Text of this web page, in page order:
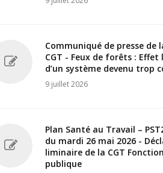
Communiqué de presse de
CGT - Feux de forêts : Effet
d’un système devenu trop
9 juillet 2026
Plan Santé au Travail –
du mardi 26 mai 2026 -
liminaire de la CGT Fonction
publique